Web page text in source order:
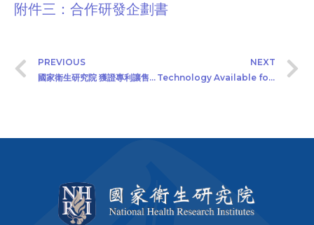
附件三：合作研發企劃書
PREVIOUS
國家衛生研究院 獲證專利讓售公告 (2023/7/6)
NEXT
Technology Available for Industry-Academia Collaboration or Technology Licensing. “Taiwan Polycystic Kidney Disease”(2023/7/10)